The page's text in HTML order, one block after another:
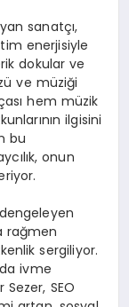
sanatçı,
enerjisiyle
dokular ve
ve müziği
hem müzik
ilgisini
bu
onun
rağmen
sergiliyor.
ivme
SEO